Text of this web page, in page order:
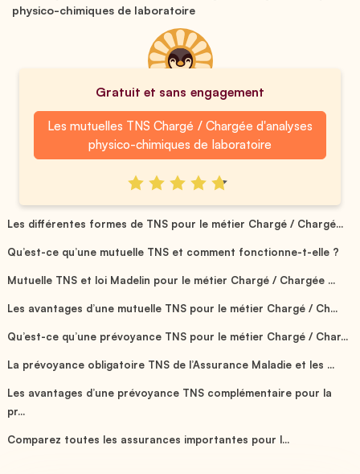
physico-chimiques de laboratoire
Gratuit et sans engagement
Les mutuelles TNS Chargé / Chargée d'analyses
physico-chimiques de laboratoire
Les différentes formes de TNS pour le métier Chargé / Chargé...
Qu’est-ce qu’une mutuelle TNS et comment fonctionne-t-elle ?
Mutuelle TNS et loi Madelin pour le métier Chargé / Chargée ...
Les avantages d’une mutuelle TNS pour le métier Chargé / Ch...
Qu’est-ce qu’une prévoyance TNS pour le métier Chargé / Char...
La prévoyance obligatoire TNS de l’Assurance Maladie et les ...
Les avantages d’une prévoyance TNS complémentaire pour la
pr...
Comparez toutes les assurances importantes pour l...